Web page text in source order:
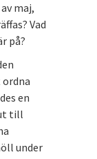
maj,
Vad
på?
en
till
under